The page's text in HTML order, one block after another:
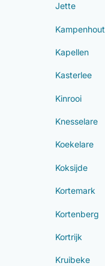
Jette
Kampenhout
Kapellen
Kasterlee
Kinrooi
Knesselare
Koekelare
Koksijde
Kortemark
Kortenberg
Kortrijk
Kruibeke